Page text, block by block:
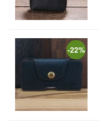
-22%